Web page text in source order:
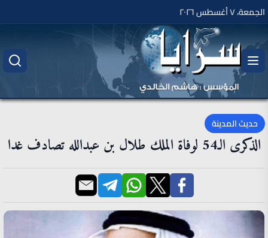
الجمعة، ٧ أغسطس ٢٠٢٦
حديث المدينة
الذكرى الـ54 لوفاة الملك طلال بن عبدالله تصادف غدا